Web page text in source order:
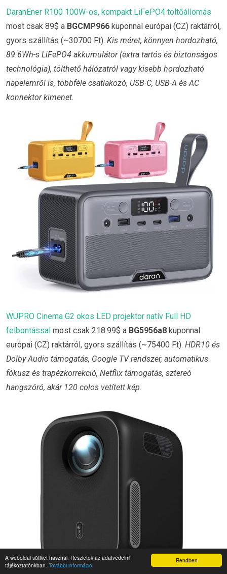
Rendben
A weboldal sütiket használ. Részletek az adatvédelmi
tájékoztatónkban. További információ
DaranEner R100 100W-os, kompakt LiFePO4 töltőállomás
most csak 89$ a BGCMP966 kuponnal európai (CZ) raktárról,
gyors szállítás (~30700 Ft). Kis méret, könnyen hordozható,
89.6Wh-s LiFePO4 akkumulátor (extra tartós és biztonságos
technológia), tölthető hálózatról vagy kisebb hordozható
napelemről is, többféle csatlakozó, USB-C, USB-A és AC
konnektor kimenet.
WUPRO Cinema G2 okos LED projektor natív Full HD
felbontással most csak 218.99$ a BG5956a8 kuponnal
európai (CZ) raktárról, gyors szállítás (~75400 Ft). HDR10 és
Dolby Audio támogatás, Google TV rendszer, automatikus
fókusz és trapézkorrekció, Netflix támogatás, sztereó
hangszóró, akár 120 colos vetített kép.